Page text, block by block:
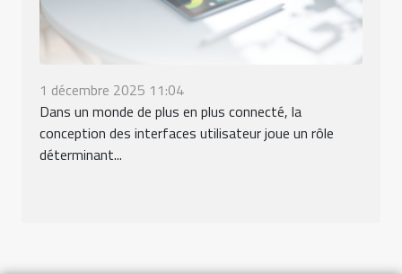
1 décembre 2025 11:04
Dans un monde de plus en plus connecté, la
conception des interfaces utilisateur joue un rôle
déterminant...